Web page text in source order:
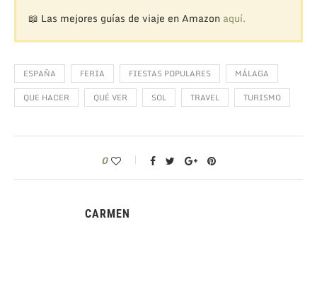
📖 Las mejores guías de viaje en Amazon aquí.
ESPAÑA FERIA FIESTAS POPULARES
MÁLAGA
QUE HACER
QUÉ VER SOL TRAVEL TURISMO
0
CARMEN